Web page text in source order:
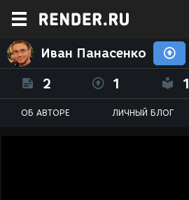
Иван Панасенко
2 1 1
ОБ АВТОРЕ ЛИЧНЫЙ БЛОГ